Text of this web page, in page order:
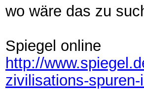
wo wäre das zu
Spiegel online
http://
zivilisations-